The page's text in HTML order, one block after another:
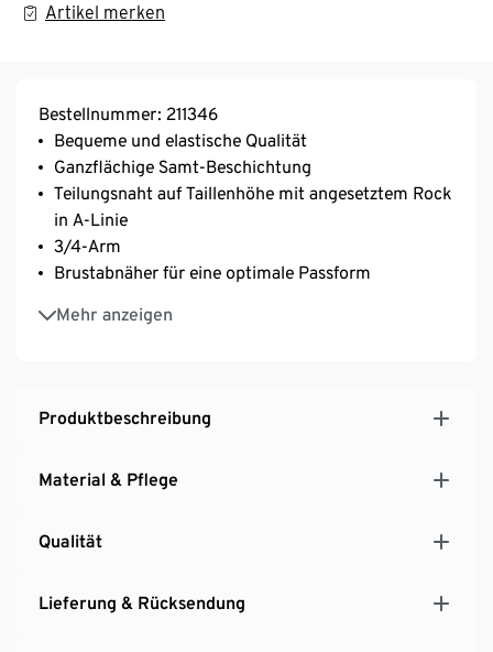
Artikel merken
Bestellnummer: 211346
Bequeme und elastische Qualität
Ganzflächige Samt-Beschichtung
Teilungsnaht auf Taillenhöhe mit angesetztem Rock
in A-Linie
3/4-Arm
Brustabnäher für eine optimale Passform
Mehr anzeigen
Rundhalsausschnitt
Mit Elasthan: formbeständig, perfekter Sitz, hoher
Produktbeschreibung
Material & Pflege
Qualität
Lieferung & Rücksendung